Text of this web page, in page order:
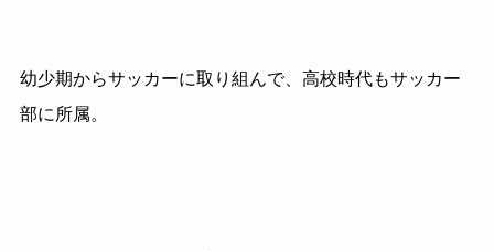
幼少期からサッカーに取り組んで、高校時代もサッカー
部に所属。